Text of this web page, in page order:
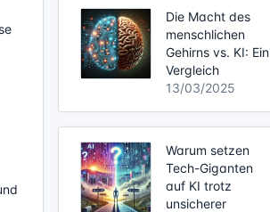
Die Macht des
menschlichen
Gehirns vs. KI: Ein
Vergleich
13/03/2025
Warum setzen
Tech-Giganten
auf KI trotz
unsicherer